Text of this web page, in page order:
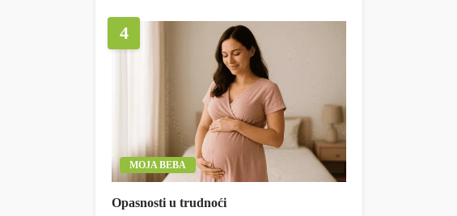
4
MOJA BEBA
Opasnosti u trudnoći